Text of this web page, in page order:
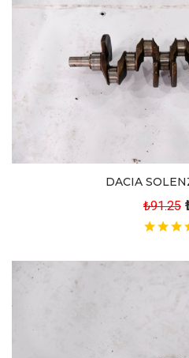
DACIA
₺91.25